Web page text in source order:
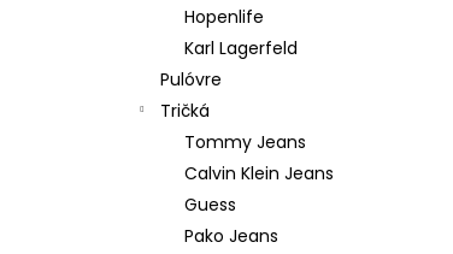
Hopenlife
Karl Lagerfeld
Pulóvre
Tričká
Tommy Jeans
Calvin Klein Jeans
Guess
Pako Jeans